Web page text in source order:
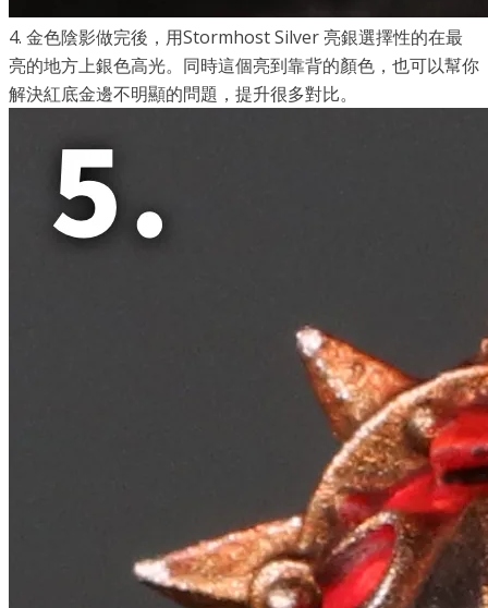
4. 金色陰影做完後，用Stormhost Silver 亮銀選擇性的在最
亮的地方上銀色高光。同時這個亮到靠背的顏色，也可以幫你
解決紅底金邊不明顯的問題，提升很多對比。